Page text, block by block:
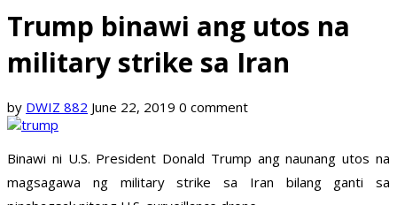
Trump binawi ang utos na
military strike sa Iran
by DWIZ 882 June 22, 2019 0 comment
Binawi ni U.S. President Donald Trump ang naunang utos na
magsagawa ng military strike sa Iran bilang ganti sa